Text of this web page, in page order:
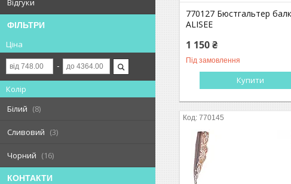
Відгуки
ФІЛЬТРИ
Ціна
Колір
Білий
8
Сливовий 3
Чорний 16
КОНТАКТИ
770127 Бюстгальтер
ALISEE
1 150 ₴
Під замовлення
Купити
770145